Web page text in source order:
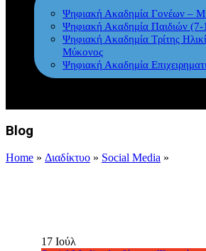
Ψηφιακή Ακαδημία Γονέων –
Ψηφιακή Ακαδημία Παιδιών
Ψηφιακή Ακαδημία Τρίτης
Μύκονος
Ψηφιακή Ακαδημία
Blog
Home » Διαδίκτυο » Social Media »
17 Ιούλ